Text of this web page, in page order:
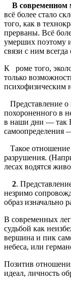
В современном
всё более стало
того, как в
прерваны. Всё
умерших поэтому
связи с ним
К роме того,
только
психофизическим
Представление о
похороненного в
в наши дни — так
самоопределения
Такое отношение
разрушения.
лесах водятся
2.
незримо
образ изначально
В современных
судьбой как
вершина и пик
небеса, или
Позитив
идеал, личность